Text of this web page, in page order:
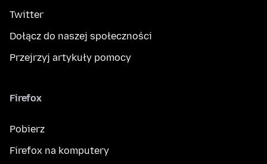
Twitter
Dołącz do naszej społeczności
Przejrzyj artykuły pomocy
Firefox
Pobierz
Firefox na komputery